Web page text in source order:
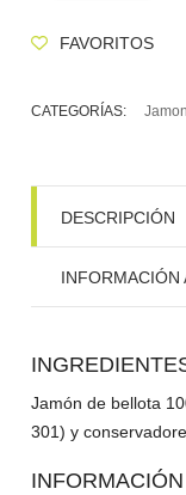
FAVORITOS
CATEGORÍAS:
DESCRIPCIÓN
INFORMACIÓN
Jamón de bellota
301) y